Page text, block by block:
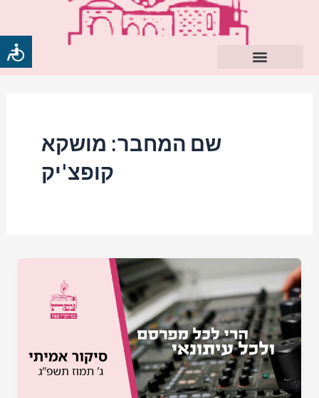
שם המחבר: מושקא
קופצ'יק